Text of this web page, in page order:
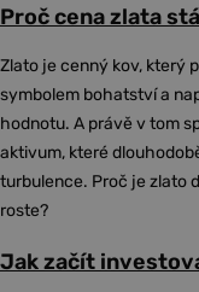
Proč cena zlata
Zlato je cenný kov, který
symbolem bohatství a
hodnotu. A právě v tom
aktivum, které
turbulence. Proč je zlato
roste?
Jak začít